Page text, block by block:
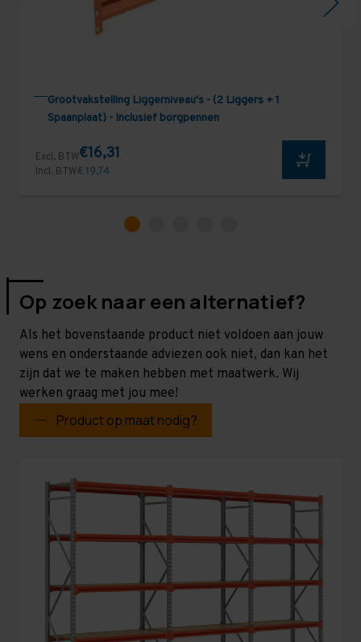
Grootvakstelling Liggerniveau's - (2 Liggers + 1
Spaanplaat) - Inclusief borgpennen
Excl. BTW€16,31
Incl. BTW€ 19,74
Op zoek naar een alternatief?
Als het bovenstaande product niet voldoen aan jouw
wens en onderstaande adviezen ook niet, dan kan het
zijn dat we te maken hebben met maatwerk. Wij
werken graag met jou mee!
Product op maat nodig?